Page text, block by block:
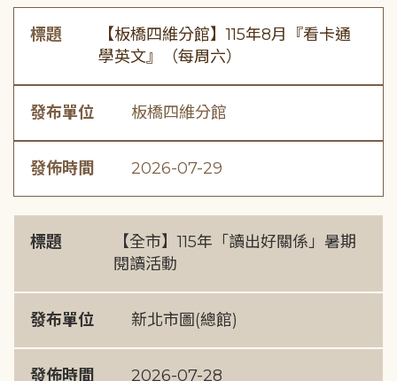
標題
【板橋四維分館】115年8月『看卡通
學英文』（每周六）
發布單位 板橋四維分館
發佈時間 2026-07-29
標題
【全市】115年「讀出好關係」暑期
閱讀活動
發布單位 新北市圖(總館)
發佈時間 2026-07-28